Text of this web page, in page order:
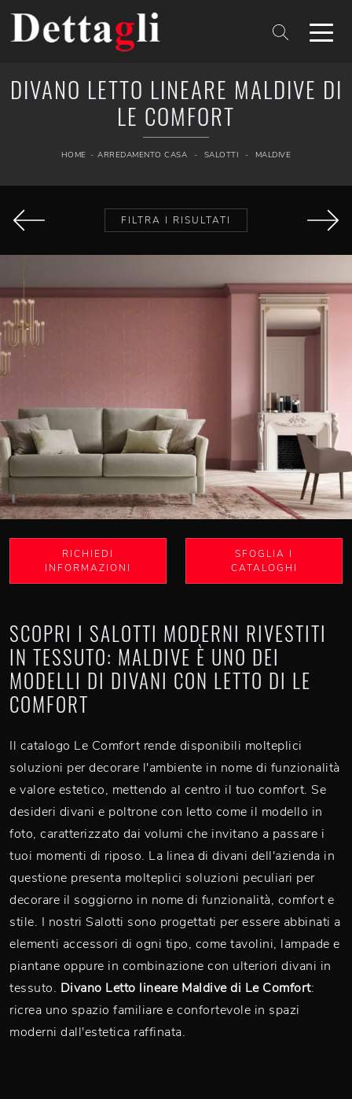
DIVANO LETTO LINEARE MALDIVE DI
LE COMFORT
HOME - ARREDAMENTO CASA - SALOTTI - MALDIVE
FILTRA I RISULTATI
RICHIEDI
INFORMAZIONI
SFOGLIA I
CATALOGHI
SCOPRI I SALOTTI MODERNI RIVESTITI
IN TESSUTO: MALDIVE È UNO DEI
MODELLI DI DIVANI CON LETTO DI LE
COMFORT
Il catalogo Le Comfort rende disponibili molteplici
soluzioni per decorare l'ambiente in nome di funzionalità
e valore estetico, mettendo al centro il tuo comfort. Se
desideri divani e poltrone con letto come il modello in
foto, caratterizzato dai volumi che invitano a passare i
tuoi momenti di riposo. La linea di divani dell'azienda in
questione presenta molteplici soluzioni peculiari per
decorare il soggiorno in nome di funzionalità, comfort e
stile. I nostri Salotti sono progettati per essere abbinati a
elementi accessori di ogni tipo, come tavolini, lampade e
piantane oppure in combinazione con ulteriori divani in
tessuto. Divano Letto lineare Maldive di Le Comfort:
ricrea uno spazio familiare e confortevole in spazi
moderni dall'estetica raffinata.